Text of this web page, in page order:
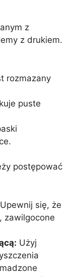
z
z drukiem.
rozmazany
puste
postępować
Upewnij się, że
zawilgocone
Użyj